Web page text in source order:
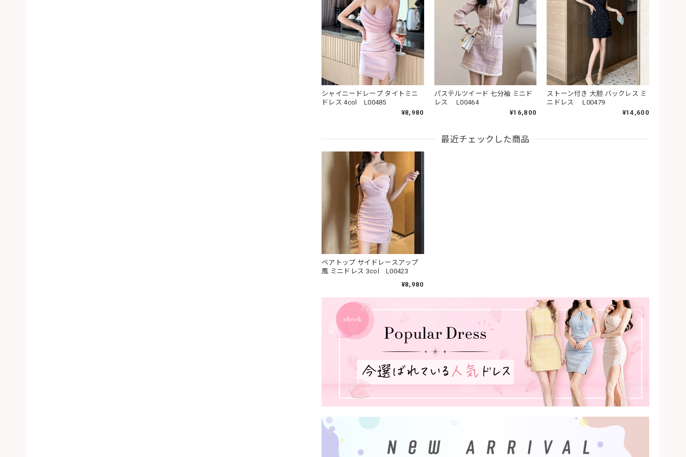
シャイニードレープ タイトミニ
ドレス 4col L00485
¥8,980
パステルツイード 七分袖 ミニド
レス L00464
¥16,800
ストーン付き 大胆 バックレス ミ
ニドレス L00479
¥14,600
最近チェックした商品
ベアトップ サイドレースアップ
風 ミニドレス 3col L00423
¥8,980